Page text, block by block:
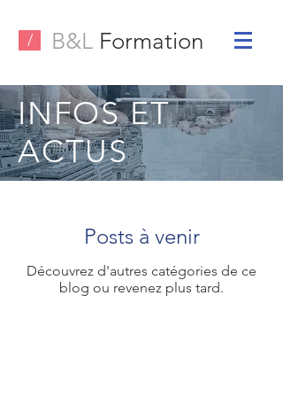
/ B&L Formation
INFOS ET
ACTUS
Posts à venir
Découvrez d'autres catégories de ce
blog ou revenez plus tard.